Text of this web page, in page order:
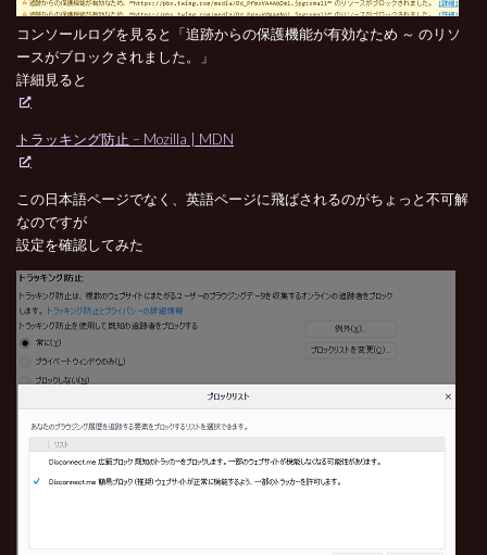
コンソールログを見ると「追跡からの保護機能が有効なため ～ のリソ
ースがブロックされました。」
詳細見ると
トラッキング防止 – Mozilla | MDN
この日本語ページでなく、英語ページに飛ばされるのがちょっと不可解
なのですが
設定を確認してみた